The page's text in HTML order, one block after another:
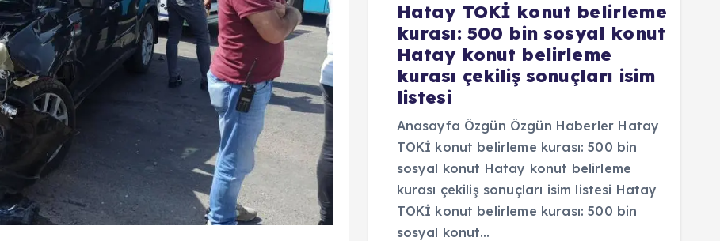
Hatay TOKİ konut belirleme
kurası: 500 bin sosyal konut
Hatay konut belirleme
kurası çekiliş sonuçları isim
listesi
Anasayfa Özgün Özgün Haberler Hatay
TOKİ konut belirleme kurası: 500 bin
sosyal konut Hatay konut belirleme
kurası çekiliş sonuçları isim listesi Hatay
TOKİ konut belirleme kurası: 500 bin
sosyal konut…